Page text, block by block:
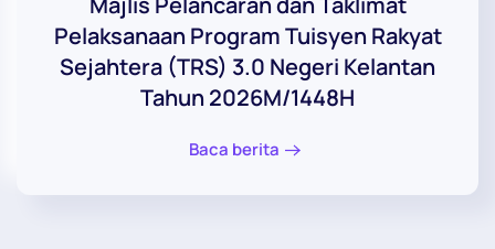
Pelaksanaan Program Tuisyen Rakyat
Sejahtera (TRS) 3.0 Negeri Kelantan
Tahun 2026M/1448H
Baca berita